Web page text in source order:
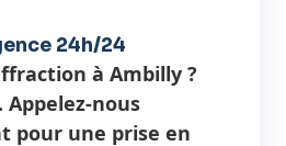
24h/24
à Ambilly ?
Appelez-nous
pour une prise en